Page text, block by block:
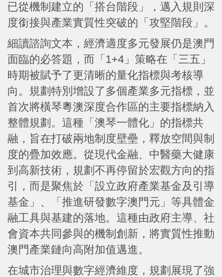
已從機制建立的「搭台階段」，邁入規則深
度銜接與產業實質性突破的「攻堅階段」。
細讀諮詢文本，經濟適度多元發展仍是澳門
面臨的必答題，而「1+4」策略在「三五」
時期被賦予了更清晰的量化指標與考核導
向。規劃特別增設了多個產業多元指標，並
首次將橫琴粵澳深度合作區的主要指標納入
整體規劃。這種「澳琴一體化」的指標共
融，旨在打破兩地制度壁壘，釋放空間與制
度的疊加效應。從現代金融、中醫藥大健康
到高新技術，規劃不再停留於宏觀方向的指
引，而是聚焦於「設立政府產業基金及引導
基金」、「推進研發數字澳門元」等具體金
融工具與基建的落地。這種由政府主導、社
會資本共同參與的機制創新，將實質性推動
澳門產業鏈向高附加值邁進。
在城市治理與數字經濟維度，規劃展現了強